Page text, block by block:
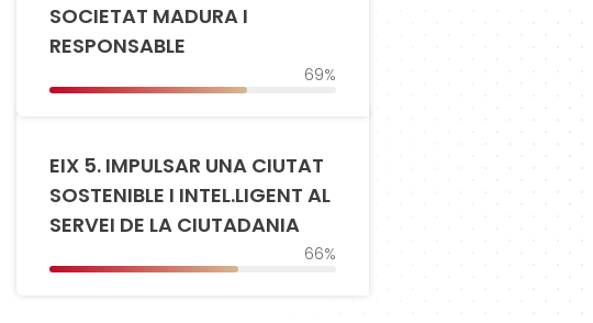
SOCIETAT MADURA I
RESPONSABLE
69%
EIX 5. IMPULSAR UNA CIUTAT
SOSTENIBLE I INTEL.LIGENT AL
SERVEI DE LA CIUTADANIA
66%